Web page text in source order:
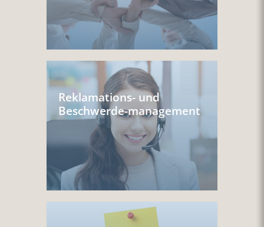
Reklamations- und
Beschwerde-management